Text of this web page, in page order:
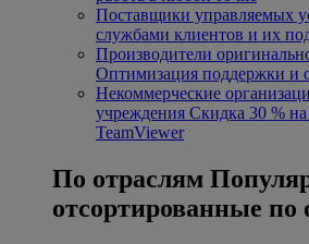
Поставщики управляемых
службами клиентов и их
Производители
Оптимизация поддержки и
Некоммерческие
учреждения Скидка 30 %
TeamViewer
По отраслям
отсортированные по